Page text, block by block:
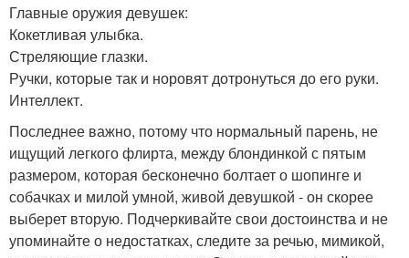
Главные оружия девушек:
Кокетливая улыбка.
Стреляющие глазки.
Ручки, которые так и норовят дотронуться до его руки.
Интеллект.
Последнее важно, потому что нормальный парень, не
ищущий легкого флирта, между блондинкой с пятым
размером, которая бесконечно болтает о шопинге и
собачках и милой умной, живой девушкой - он скорее
выберет вторую. Подчеркивайте свои достоинства и не
упоминайте о недостатках, следите за речью, мимикой,